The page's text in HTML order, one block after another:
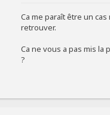
Ca me paraît être un
retrouver.
Ca ne vous a pas mis
?